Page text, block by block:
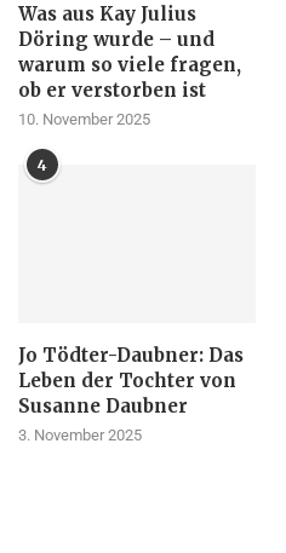
Was aus Kay Julius
Döring wurde – und
warum so viele fragen,
ob er verstorben ist
10. November 2025
4
Jo Tödter-Daubner: Das
Leben der Tochter von
Susanne Daubner
3. November 2025